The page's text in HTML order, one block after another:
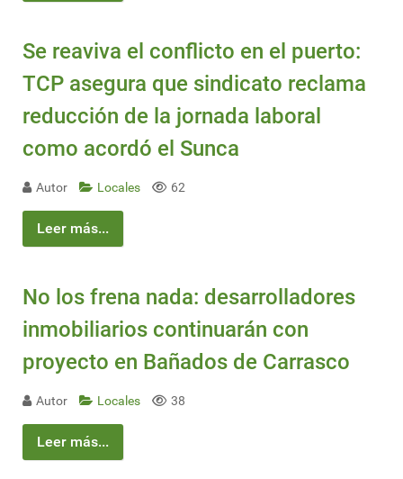
Se reaviva el conflicto en el puerto:
TCP asegura que sindicato reclama
reducción de la jornada laboral
como acordó el Sunca
Autor Locales 62
Leer más...
No los frena nada: desarrolladores
inmobiliarios continuarán con
proyecto en Bañados de Carrasco
Autor Locales 38
Leer más...